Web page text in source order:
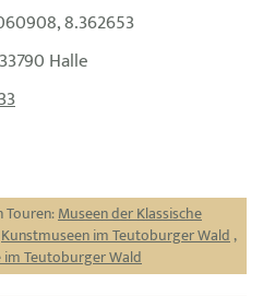
8.362653
Halle
Touren:Museen der Klassische
Kunstmuseen im Teutoburger Wald,
im Teutoburger Wald